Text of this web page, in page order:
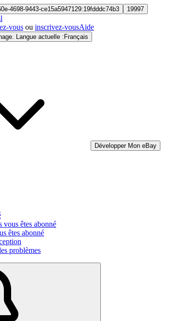
4698-9443-ce15a5947129:19fdddc74b3 19997
vous ou inscrivez-vousAide
Langue actuelle : Français
Développer Mon eBay
vous êtes abonné
êtes abonné
problèmes